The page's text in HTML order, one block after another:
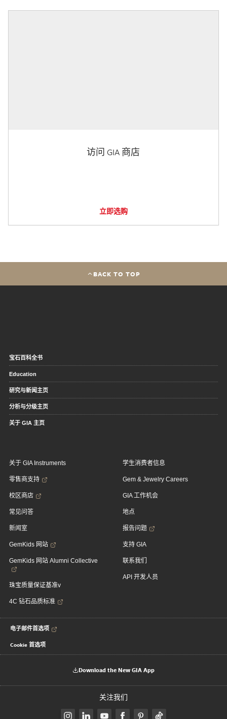
访问 GIA 商店
立即选购
BACK TO TOP
宝石百科全书
Education
研究与新闻主页
分析与分级主页
关于 GIA 主页
关于 GIA Instruments
零售商支持
校区商店
常见问答
新闻室
GemKids 网站
GemKids 网站 Alumni Collective
珠宝质量保证基准v
4C 钻石品质标准
学生消费者信息
Gem & Jewelry Careers
GIA 工作机会
地点
报告问题
支持 GIA
联系我们
API 开发人员
电子邮件首选项
Cookie 首选项
Download the New GIA App
关注我们